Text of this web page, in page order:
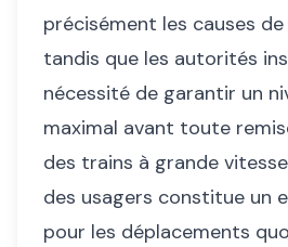
précisément les causes de
tandis que les autorités
nécessité de garantir un
maximal avant toute
des trains à grande
des usagers constitue un
pour les déplacements